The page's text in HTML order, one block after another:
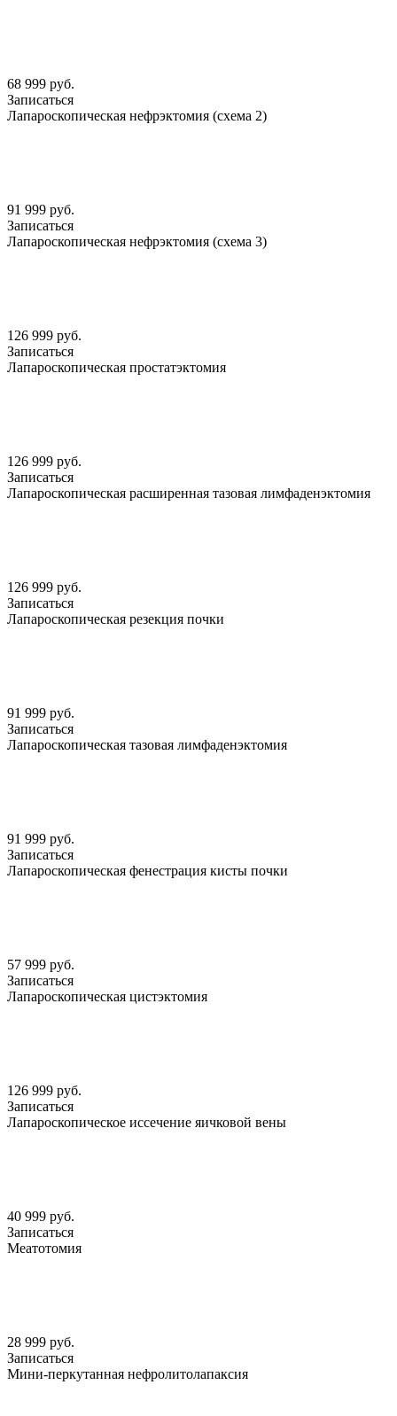
68 999 руб.
Записаться
Лапароскопическая нефрэктомия (схема 2)
91 999 руб.
Записаться
Лапароскопическая нефрэктомия (схема 3)
126 999 руб.
Записаться
Лапароскопическая простатэктомия
126 999 руб.
Записаться
Лапароскопическая расширенная тазовая лимфаденэктомия
126 999 руб.
Записаться
Лапароскопическая резекция почки
91 999 руб.
Записаться
Лапароскопическая тазовая лимфаденэктомия
91 999 руб.
Записаться
Лапароскопическая фенестрация кисты почки
57 999 руб.
Записаться
Лапароскопическая цистэктомия
126 999 руб.
Записаться
Лапароскопическое иссечение яичковой вены
40 999 руб.
Записаться
Меатотомия
28 999 руб.
Записаться
Мини-перкутанная нефролитолапаксия